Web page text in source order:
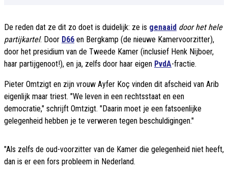
De reden dat ze dit zo doet is duidelijk: ze is genaaid door het hele
partijkartel. Door D66 en Bergkamp (de nieuwe Kamervoorzitter),
door het presidium van de Tweede Kamer (inclusief Henk Nijboer,
haar partijgenoot!), en ja, zelfs door haar eigen PvdA-fractie.
Pieter Omtzigt en zijn vrouw Ayfer Koç vinden dit afscheid van Arib
eigenlijk maar triest. "We leven in een rechtsstaat en een
democratie," schrijft Omtzigt. "Daarin moet je een fatsoenlijke
gelegenheid hebben je te verweren tegen beschuldigingen."
"Als zelfs de oud-voorzitter van de Kamer die gelegenheid niet heeft,
dan is er een fors probleem in Nederland.